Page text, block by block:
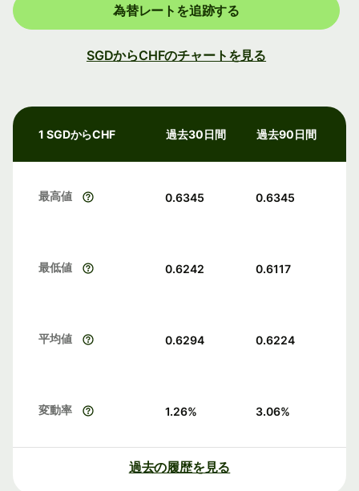
為替レートを追跡する
SGDからCHFのチャートを見る
1 SGDからCHF 過去30日間 過去90日間
最高値 0.6345 0.6345
最低値 0.6242 0.6117
平均値 0.6294 0.6224
変動率 1.26% 3.06%
過去の履歴を見る